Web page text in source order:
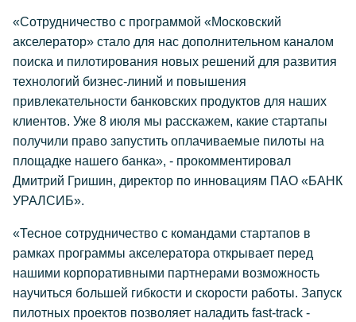
«Сотрудничество с программой «Московский
акселератор» стало для нас дополнительном каналом
поиска и пилотирования новых решений для развития
технологий бизнес-линий и повышения
привлекательности банковских продуктов для наших
клиентов. Уже 8 июля мы расскажем, какие стартапы
получили право запустить оплачиваемые пилоты на
площадке нашего банка», - прокомментировал
Дмитрий Гришин, директор по инновациям ПАО «БАНК
УРАЛСИБ».
«Тесное сотрудничество с командами стартапов в
рамках программы акселератора открывает перед
нашими корпоративными партнерами возможность
научиться большей гибкости и скорости работы. Запуск
пилотных проектов позволяет наладить fast-track -